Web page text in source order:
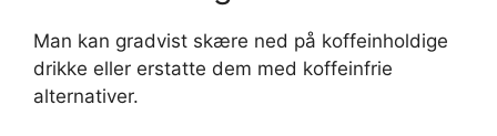
Man kan gradvist skære ned på koffeinholdige
drikke eller erstatte dem med koffeinfrie
alternativer.